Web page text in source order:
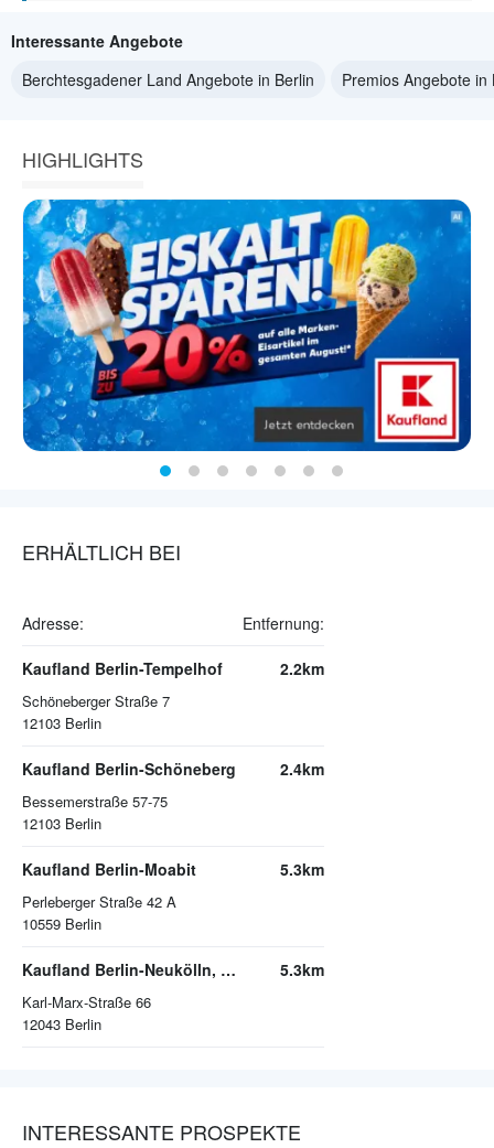
Interessante Angebote
Berchtesgadener Land Angebote in Berlin
Premios Angebote in
HIGHLIGHTS
ERHÄLTLICH BEI
Adresse: Entfernung:
Kaufland Berlin-Tempelhof
Schöneberger Straße 7
12103 Berlin
2.2km
Kaufland Berlin-Schöneberg
Bessemerstraße 57-75
12103 Berlin
2.4km
Kaufland Berlin-Moabit
Perleberger Straße 42 A
10559 Berlin
5.3km
Kaufland Berlin-Neukölln, Arcaden
Karl-Marx-Straße 66
12043 Berlin
5.3km
INTERESSANTE PROSPEKTE